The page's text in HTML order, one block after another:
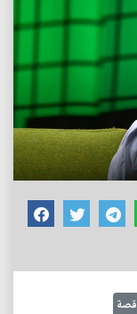
قصة